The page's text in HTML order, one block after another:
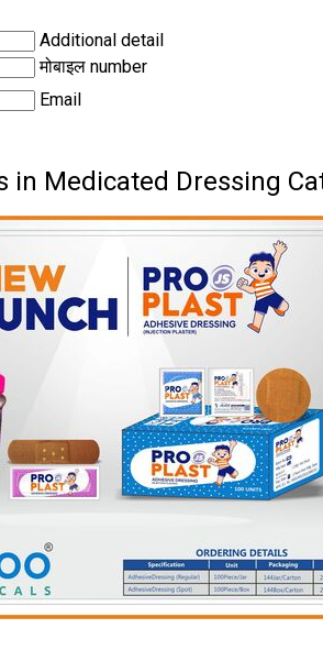
Additional detail
मोबाइल number
Email
in Medicated Dressing